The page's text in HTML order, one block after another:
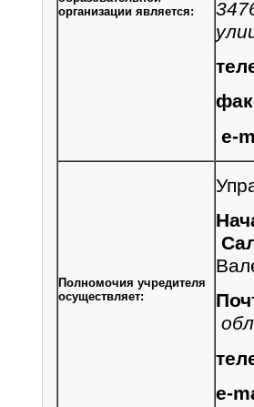
организации является:
e-
Полномочия учредителя
осуществляет:
e-